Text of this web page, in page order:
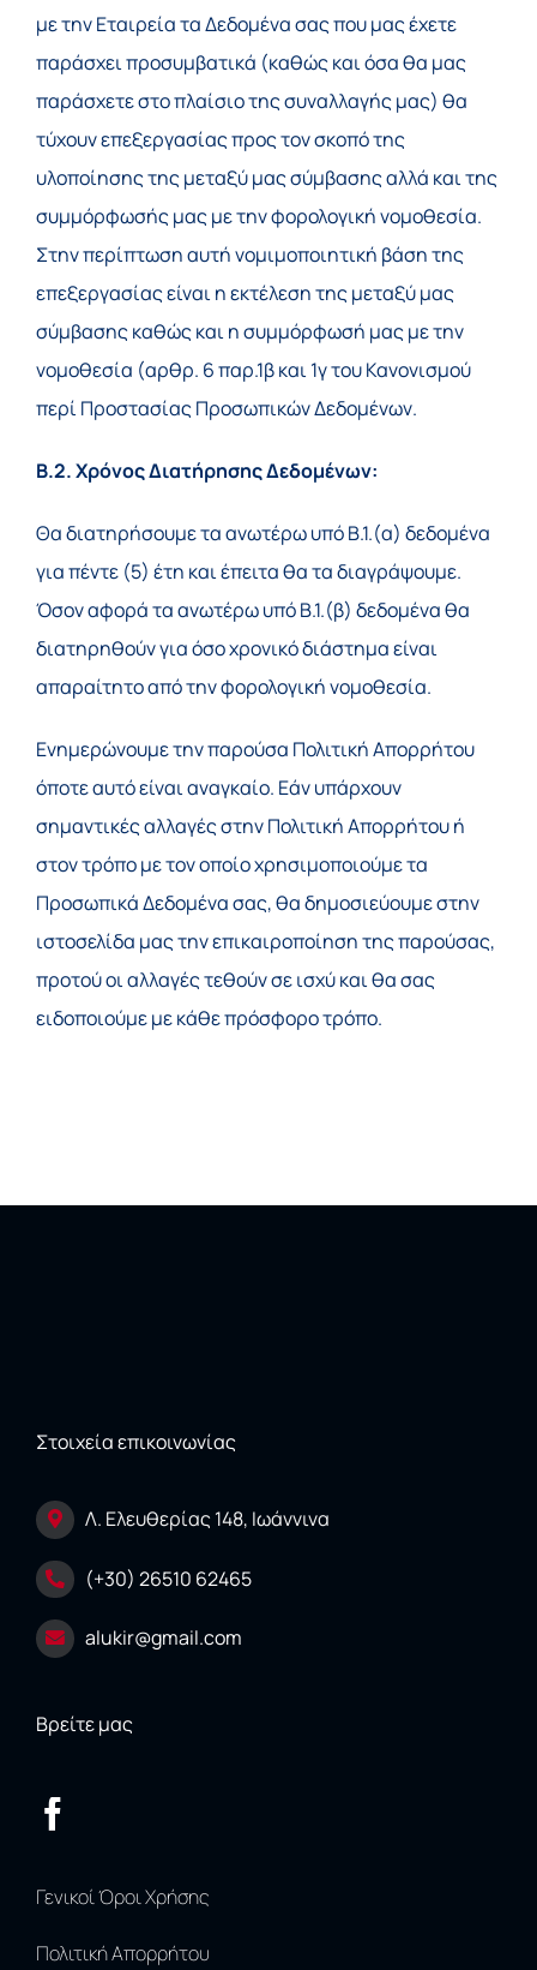
με την Εταιρεία τα Δεδομένα σας που μας έχετε
παράσχει προσυμβατικά (καθώς και όσα θα μας
παράσχετε στο πλαίσιο της συναλλαγής μας) θα
τύχουν επεξεργασίας προς τον σκοπό της
υλοποίησης της μεταξύ μας σύμβασης αλλά και της
συμμόρφωσής μας με την φορολογική νομοθεσία.
Στην περίπτωση αυτή νομιμοποιητική βάση της
επεξεργασίας είναι η εκτέλεση της μεταξύ μας
σύμβασης καθώς και η συμμόρφωσή μας με την
νομοθεσία (αρθρ. 6 παρ.1β και 1γ του Κανονισμού
περί Προστασίας Προσωπικών Δεδομένων.
Β.2. Χρόνος Διατήρησης Δεδομένων:
Θα διατηρήσουμε τα ανωτέρω υπό Β.1.(α) δεδομένα
για πέντε (5) έτη και έπειτα θα τα διαγράψουμε.
Όσον αφορά τα ανωτέρω υπό Β.1.(β) δεδομένα θα
διατηρηθούν για όσο χρονικό διάστημα είναι
απαραίτητο από την φορολογική νομοθεσία.
Ενημερώνουμε την παρούσα Πολιτική Απορρήτου
όποτε αυτό είναι αναγκαίο. Εάν υπάρχουν
σημαντικές αλλαγές στην Πολιτική Απορρήτου ή
στον τρόπο με τον οποίο χρησιμοποιούμε τα
Προσωπικά Δεδομένα σας, θα δημοσιεύουμε στην
ιστοσελίδα μας την επικαιροποίηση της παρούσας,
προτού οι αλλαγές τεθούν σε ισχύ και θα σας
ειδοποιούμε με κάθε πρόσφορο τρόπο.
Στοιχεία επικοινωνίας
Λ. Ελευθερίας 148, Ιωάννινα
(+30) 26510 62465
alukir@gmail.com
Βρείτε μας
Γενικοί Όροι Χρήσης
Πολιτική Απορρήτου